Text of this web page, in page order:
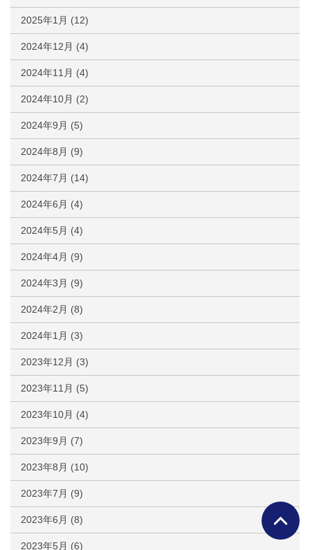
2025年1月 (12)
2024年12月 (4)
2024年11月 (4)
2024年10月 (2)
2024年9月 (5)
2024年8月 (9)
2024年7月 (14)
2024年6月 (4)
2024年5月 (4)
2024年4月 (9)
2024年3月 (9)
2024年2月 (8)
2024年1月 (3)
2023年12月 (3)
2023年11月 (5)
2023年10月 (4)
2023年9月 (7)
2023年8月 (10)
2023年7月 (9)
2023年6月 (8)
2023年5月 (6)